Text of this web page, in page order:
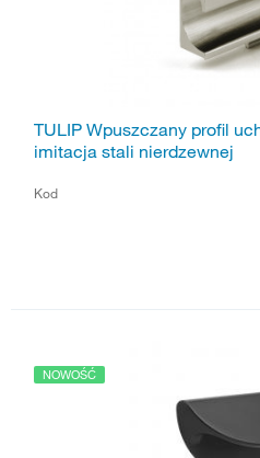
TULIP Wpuszczany profil
imitacja stali nierdzewnej
Kod
NOWOŚĆ